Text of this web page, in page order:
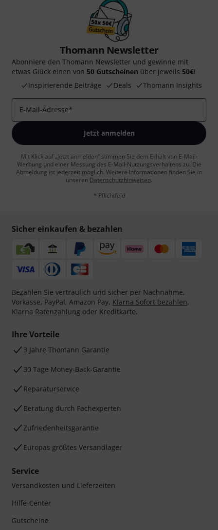
Thomann Newsletter
Abonniere den Thomann Newsletter und gewinne mit
etwas Glück einen von 50 Gutscheinen über jeweils 50€!
Inspirierende Beiträge
Deals Thomann Insights
E-Mail-Adresse*
Jetzt anmelden
Mit Klick auf „Jetzt anmelden“ stimmen Sie dem Erhalt von E-Mail-
Werbung und einer Messung des E-Mail-Nutzungsverhaltens zu. Die
Abmeldung ist jederzeit möglich. Weitere Informationen finden Sie in
unseren Datenschutzhinweisen.
* Pflichtfeld
Sicher einkaufen & bezahlen
Bezahlen Sie vertraulich und sicher per Nachnahme,
Vorkasse, PayPal, Amazon Pay, Klarna Sofort bezahlen,
Klarna Ratenzahlung oder Kreditkarte.
Ihre Vorteile
3 Jahre Thomann Garantie
30 Tage Money-Back-Garantie
Reparaturservice
Beratung durch Fachexperten
Zufriedenheitsgarantie
Europas größtes Versandlager
Service
Versandkosten und Lieferzeiten
Hilfe-Center
Gutscheine